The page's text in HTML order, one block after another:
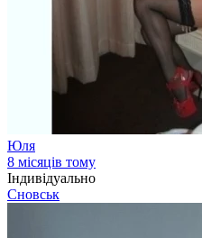
Юля
8 місяців тому
Індивідуально
Сновськ